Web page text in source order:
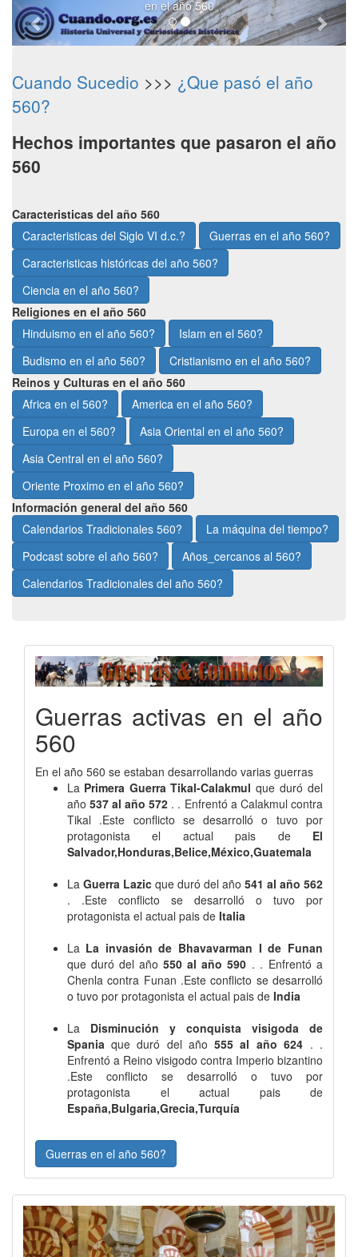
en el año 560
Cuando Sucedio >>> ¿Que pasó el año
560?
Hechos importantes que pasaron el año
560
Caracteristicas del año 560
Caracteristicas del Siglo VI d.c.?
Guerras en el año 560?
Caracteristicas históricas del año 560?
Ciencia en el año 560?
Religiones en el año 560
Hinduismo en el año 560?
Islam en el 560?
Budismo en el año 560?
Cristianismo en el año 560?
Reinos y Culturas en el año 560
Africa en el 560?
America en el año 560?
Europa en el 560?
Asia Oriental en el año 560?
Asia Central en el año 560?
Oriente Proximo en el año 560?
Información general del año 560
Calendarios Tradicionales 560?
La máquina del tiempo?
Podcast sobre el año 560?
Años_cercanos al 560?
Calendarios Tradicionales del año 560?
Guerras activas en el año
560
En el año 560 se estaban desarrollando varias guerras
La Primera Guerra Tikal-Calakmul que duró del
año 537 al año 572 . . Enfrentó a Calakmul contra
Tikal .Este conflicto se desarrolló o tuvo por
protagonista el actual pais de El
Salvador,Honduras,Belice,México,Guatemala
La Guerra Lazic que duró del año 541 al año 562
. .Este conflicto se desarrolló o tuvo por
protagonista el actual pais de Italia
La La invasión de Bhavavarman I de Funan
que duró del año 550 al año 590 . . Enfrentó a
Chenla contra Funan .Este conflicto se desarrolló
o tuvo por protagonista el actual pais de India
La Disminución y conquista visigoda de
Spania que duró del año 555 al año 624 . .
Enfrentó a Reino visigodo contra Imperio bizantino
.Este conflicto se desarrolló o tuvo por
protagonista el actual pais de
España,Bulgaria,Grecia,Turquía
Guerras en el año 560?